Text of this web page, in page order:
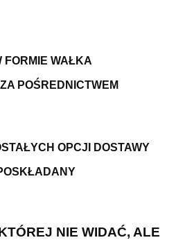
FORMIE WAŁKA
POŚREDNICTWEM
OPCJI DOSTAWY
NIE WIDAĆ, ALE